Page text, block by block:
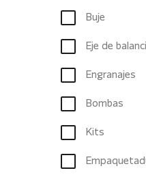
Buje
Eje de
Engranajes
Bombas
Kits